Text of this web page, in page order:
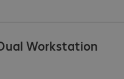
Workstation